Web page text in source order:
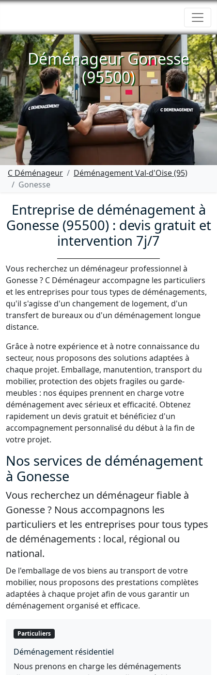
Déménageur Gonesse
(95500)
C Déménageur
Déménagement Val-d'Oise (95)
Gonesse
Entreprise de déménagement à
Gonesse (95500) : devis gratuit et
intervention 7j/7
Vous recherchez un déménageur professionnel à
Gonesse ? C Déménageur accompagne les particuliers
et les entreprises pour tous types de déménagements,
qu'il s'agisse d'un changement de logement, d'un
transfert de bureaux ou d'un déménagement longue
distance.
Grâce à notre expérience et à notre connaissance du
secteur, nous proposons des solutions adaptées à
chaque projet. Emballage, manutention, transport du
mobilier, protection des objets fragiles ou garde-
meubles : nos équipes prennent en charge votre
déménagement avec sérieux et efficacité. Obtenez
rapidement un devis gratuit et bénéficiez d'un
accompagnement personnalisé du début à la fin de
votre projet.
Nos services de déménagement
à Gonesse
Vous recherchez un déménageur fiable à
Gonesse ? Nous accompagnons les
particuliers et les entreprises pour tous types
de déménagements : local, régional ou
national.
De l'emballage de vos biens au transport de votre
mobilier, nous proposons des prestations complètes
adaptées à chaque projet afin de vous garantir un
déménagement organisé et efficace.
Particuliers
Déménagement résidentiel
Nous prenons en charge les déménagements